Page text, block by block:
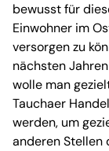
bewusst für
Einwohner im
versorgen zu
nächsten
wolle man
Tauchaer
werden, um
anderen Stellen